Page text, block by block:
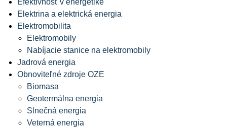
Efektívnosť v energetike
Elektrina a elektrická energia
Elektromobilita
Elektromobily
Nabíjacie stanice na elektromobily
Jadrová energia
Obnoviteľné zdroje OZE
Biomasa
Geotermálna energia
Slnečná energia
Veterná energia